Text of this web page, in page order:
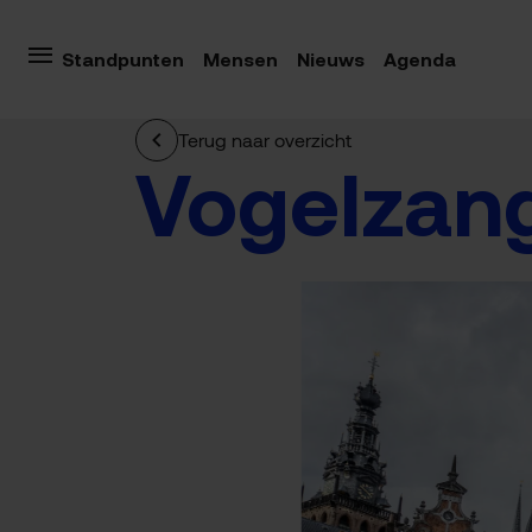
Standpunten Mensen Nieuws Agenda
Terug naar overzicht